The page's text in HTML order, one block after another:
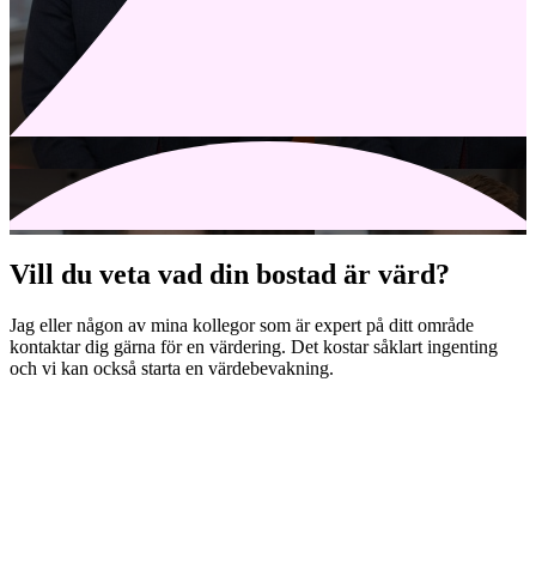
Vill du veta vad din bostad är värd?
Jag eller någon av mina kollegor som är expert på ditt område
kontaktar dig gärna för en värdering. Det kostar såklart ingenting
och vi kan också starta en värdebevakning.